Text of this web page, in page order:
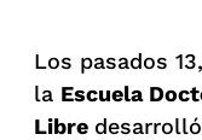
Los pasados
la Escuela
Libre